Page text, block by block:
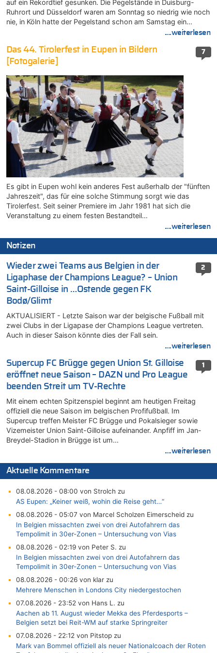
auf ein Rekordtief gesunken. Die Pegelstände in Duisburg-
Ruhrort und Düsseldorf waren am Sonntag so niedrig wie noch
nie, in Köln hatte der Pegelstand schon am Samstag ein…
....weiterlesen
7
Das 44. Tirolerfest in Eupen in Bildern
[Fotogalerie]
Es gibt in Eupen wohl kein anderes Fest außerhalb der "fünften
Jahreszeit", das für eine solche Stimmung sorgt wie das
Tirolerfest. Seit seiner Premiere im Jahr 1981 hat sich die
Veranstaltung zu einem festen Bestandteil…
....weiterlesen
Notizen
2
Wieder zwei Teams aus Belgien in der
Ligaphase der Champions League? – Union
Saint-Gilloise in …Ostende gegen FK
Bodø/Glimt
AKTUALISIERT - Letzte Saison war der belgische Fußball mit
zwei Clubs in der Ligapase der Champions League vertreten.
Auch in dieser Saison könnte dies der Fall sein.
....weiterlesen
1
Supercup FC Brügge gegen Union St. Gilloise
eröffnet neue Saison – DAZN und Pro League
beenden Streit um TV-Rechte
Mit einem echten Spitzenspiel beginnt am heutigen Freitag
offiziell die neue Saison im belgischen Profifußball. Im
Supercup treffen Meister FC Brügge und Pokalsieger sowie
Vizemeister Union Saint-Gilloise aufeinander. Anpfiff im Jan-
Breydel-Stadion in Brügge ist um…
....weiterlesen
Aktuelle Kommentare
08.08.2026 - 08:00 von Strolch zu
AS Eupen: „Keiner weiß, wohin die Reise geht…“
08.08.2026 - 05:07 von Marcel Scholzen Eimerscheid zu
In Belgien missachten zwei von drei Autofahrern das
Tempolimit in 30er-Zonen – Untersuchung von Vias
08.08.2026 - 02:19 von Peter S. zu
In Belgien missachten zwei von drei Autofahrern das
Tempolimit in 30er-Zonen – Untersuchung von Vias
08.08.2026 - 00:26 von klar zu
Mehrere Menschen in Londons City niedergestochen
07.08.2026 - 23:52 von Hans L. zu
Aachen ab 11. August wieder Mekka des Pferdesports –
Belgien setzt bei Reit-WM auf starke Springreiter
07.08.2026 - 22:12 von Pitstop zu
Mark van Bommel offiziell als neuer Nationalcoach der Roten